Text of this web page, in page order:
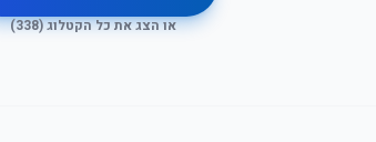
או הצג את כל הקטלוג (338
)